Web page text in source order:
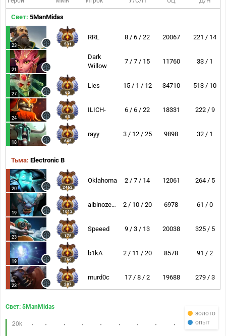
Свет: 5ManMidas
23 531
RRL 8 / 6 / 22 20067 221 / 14
21
Dark
Willow
7 / 7 / 15 11760 33 / 1
27 65
Lies 15 / 1 / 12 34710 513 / 10
24 65
ILICH- 6 / 6 / 22 18331 222 / 9
18 645
rayy 3 / 12 / 25 9898 32 / 1
Тьма: Electronic B
20 2462
Oklahoma 2 / 7 / 14 12061 264 / 5
19 1012
albinozebra 2 / 10 / 20 6978 61 / 0
23 178
Speeed 9 / 3 / 13 20038 325 / 5
19 289
b1kA 2 / 11 / 20 8578 91 / 2
23 287
murd0c 17 / 8 / 2 19688 279 / 3
золото
опыт
Свет: 5ManMidas